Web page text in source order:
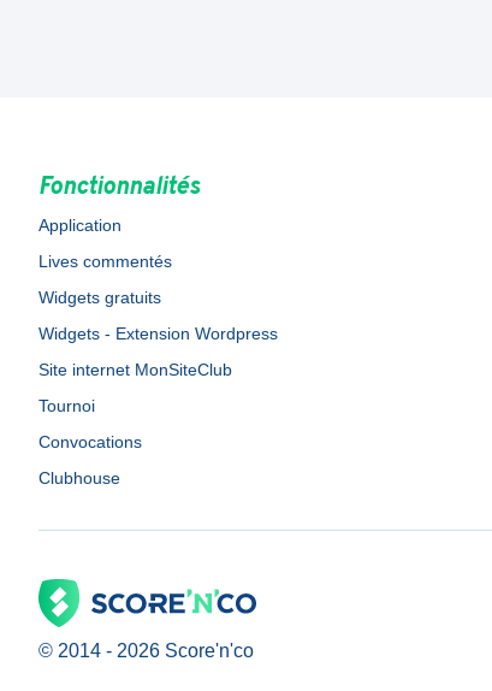
Fonctionnalités
Application
Lives commentés
Widgets gratuits
Widgets - Extension Wordpress
Site internet MonSiteClub
Tournoi
Convocations
Clubhouse
© 2014 - 2026 Score'n'co